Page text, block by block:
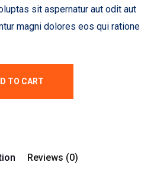
sit aspernatur aut odit aut
magni dolores eos qui ratione
TO CART
Reviews (0)